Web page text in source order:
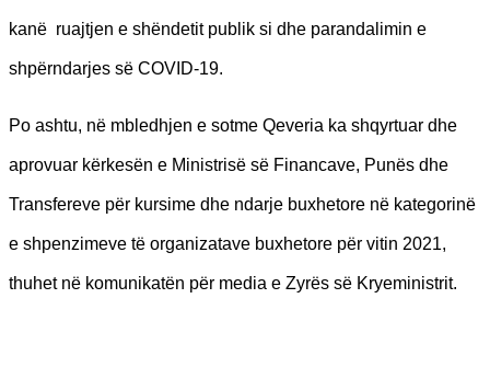
kanë ruajtjen e shëndetit publik si dhe parandalimin e
shpërndarjes së COVID-19.
Po ashtu, në mbledhjen e sotme Qeveria ka shqyrtuar dhe
aprovuar kërkesën e Ministrisë së Financave, Punës dhe
Transfereve për kursime dhe ndarje buxhetore në kategorinë
e shpenzimeve të organizatave buxhetore për vitin 2021,
thuhet në komunikatën për media e Zyrës së Kryeministrit.